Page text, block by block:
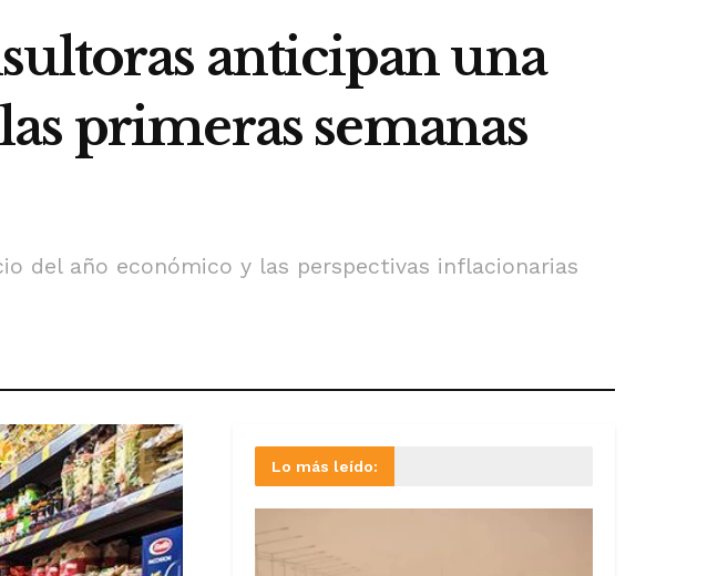
anticipan una
primeras semanas
del año económico y las perspectivas inflacionarias
Lo más leído: